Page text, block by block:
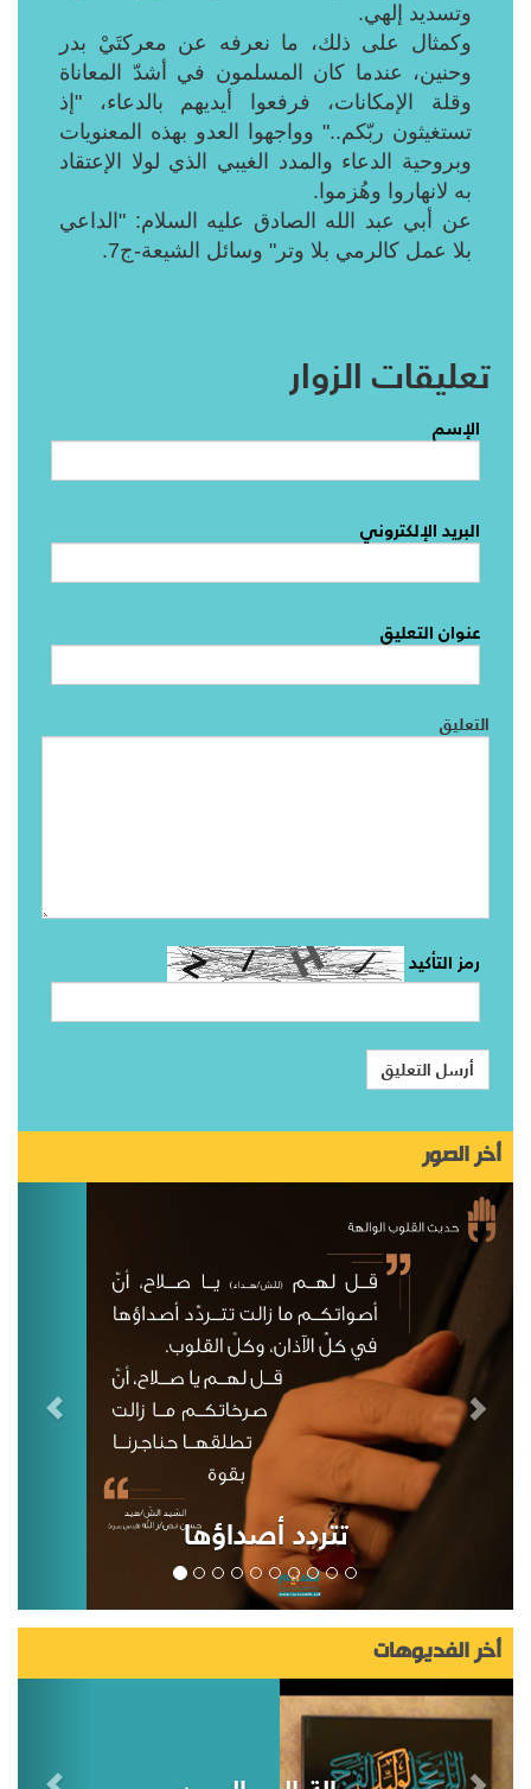
وتسديد إلهي.
وكمثال على ذلك، ما نعرفه عن معركتَيْ بدر
وحنين، عندما كان المسلمون في أشدّ المعاناة
وقلة الإمكانات، فرفعوا أيديهم بالدعاء، "إذ
تستغيثون ربّكم.." وواجهوا العدو بهذه المعنويات
وبروحية الدعاء والمدد الغيبي الذي لولا الإعتقاد
به لانهاروا وهُزموا.
عن أبي عبد الله الصادق عليه السلام: "الداعي
بلا عمل كالرمي بلا وتر" وسائل الشيعة-ج7.
تعليقات الزوار
الإسم
البريد الإلكتروني
عنوان التعليق
التعليق
رمز التأكيد
أخر الصور
تتردد أصداؤها
أخر الفديوهات